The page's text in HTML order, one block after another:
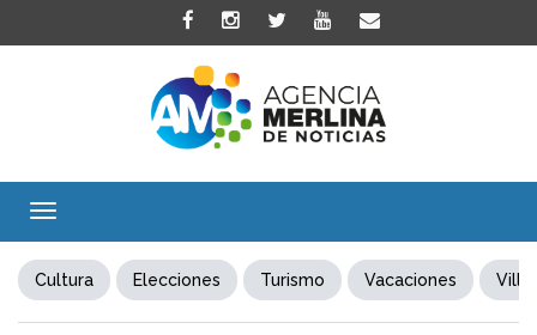
Toggle
Cultura Elecciones Turismo Vacaciones Villa